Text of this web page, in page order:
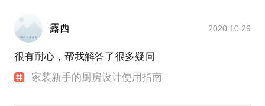
露西 2020.10.29
很有耐心，帮我解答了很多疑问
家装新手的厨房设计使用指南